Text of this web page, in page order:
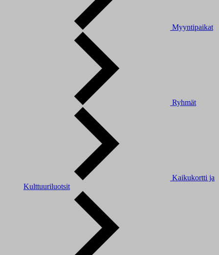
Myyntipaikat
Ryhmät
Kaikukortti ja
Kulttuuriluotsit